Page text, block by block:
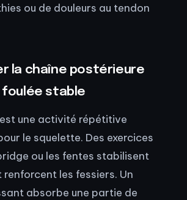
ou de douleurs au tendon
la chaîne postérieure
foulée stable
une activité répétitive
le squelette. Des exercices
ou les fentes stabilisent
renforcent les fessiers. Un
absorbe une partie de